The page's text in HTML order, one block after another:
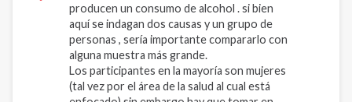
producen un consumo de alcohol . si bien
aquí se indagan dos causas y un grupo de
personas , sería importante compararlo con
alguna muestra más grande.
Los participantes en la mayoría son mujeres
(tal vez por el área de la salud al cual está